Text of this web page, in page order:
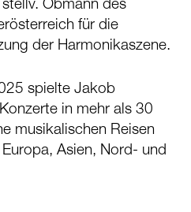
Obmann des
für die
der Harmonikaszene.
spielte Jakob
in mehr als 30
musikalischen Reisen
Asien, Nord- und